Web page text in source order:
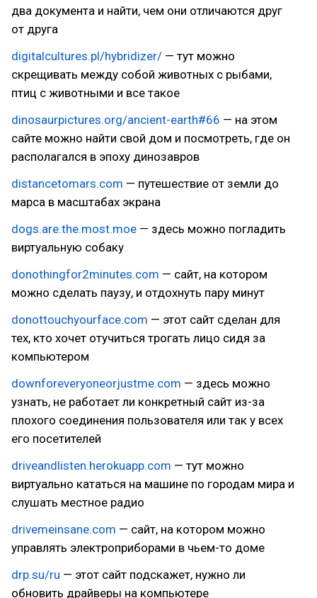
два документа и найти, чем они отличаются друг
от друга
digitalcultures.pl/hybridizer/ — тут можно
скрещивать между собой животных с рыбами,
птиц с животными и все такое
dinosaurpictures.org/ancient-earth#66 — на этом
сайте можно найти свой дом и посмотреть, где он
располагался в эпоху динозавров
distancetomars.com — путешествие от земли до
марса в масштабах экрана
dogs.are.the.most.moe — здесь можно погладить
виртуальную собаку
donothingfor2minutes.com — сайт, на котором
можно сделать паузу, и отдохнуть пару минут
donottouchyourface.com — этот сайт сделан для
тех, кто хочет отучиться трогать лицо сидя за
компьютером
downforeveryoneorjustme.com — здесь можно
узнать, не работает ли конкретный сайт из-за
плохого соединения пользователя или так у всех
его посетителей
driveandlisten.herokuapp.com — тут можно
виртуально кататься на машине по городам мира и
слушать местное радио
drivemeinsane.com — сайт, на котором можно
управлять электроприборами в чьем-то доме
drp.su/ru — этот сайт подскажет, нужно ли
обновить драйверы на компьютере